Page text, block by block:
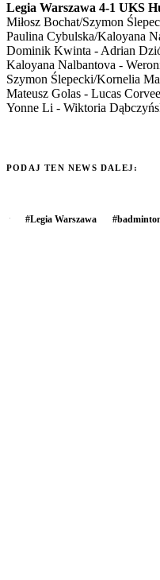
Legia Warszawa 4-1 UKS
Miłosz Bochat/Szymon
Paulina Cybulska/Kaloyana
Dominik Kwinta - Adrian
Kaloyana Nalbantova -
Szymon Ślepecki/Kornelia
Mateusz Golas - Lucas Corvee
Yonne Li - Wiktoria
PODAJ TEN NEWS DALEJ:
#Legia Warszawa #